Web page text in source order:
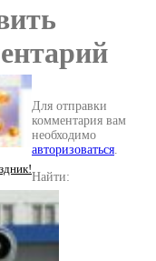
Для отправки
комментария вам
необходимо
авторизоваться
Найти: